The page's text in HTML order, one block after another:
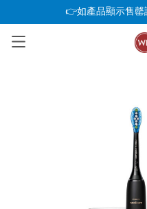
👉如產品顯示售
已加入購物車